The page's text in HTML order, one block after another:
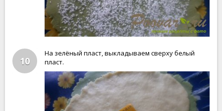
10
На зелёный пласт, выкладываем сверху белый
пласт.